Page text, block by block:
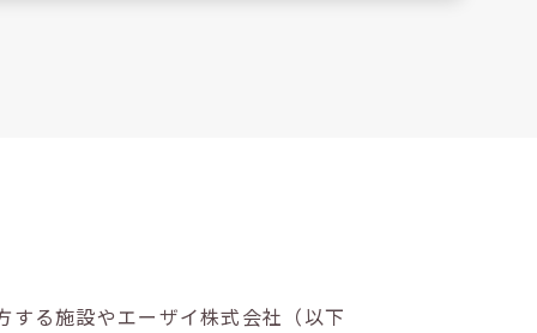
る施設やエーザイ株式会社（以下